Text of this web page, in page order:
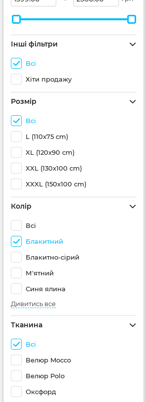
Інші фільтри
Всі
Хіти продажу
Розмір
Всі
L (110x75 cm)
XL (120x90 cm)
XXL (130x100 cm)
XXXL (150x100 cm)
Колір
Всі
Блакитний
Блакитно-сірий
М'ятний
Синя ялина
Дивитись все
Тканина
Всі
Велюр Mocco
Велюр Polo
Оксфорд